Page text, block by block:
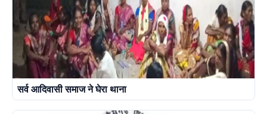
सर्व आदिवासी समाज ने घेरा थाना